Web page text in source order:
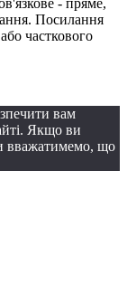
Посилання
часткового
вам
Якщо ви
вважатимемо, що